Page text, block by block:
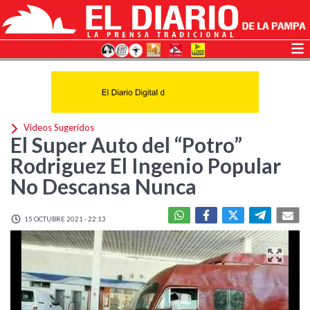
Videos Sugeridos
El Super Auto del “Potro”
Rodriguez El Ingenio Popular
No Descansa Nunca
15 OCTUBRE 2021 - 22:13